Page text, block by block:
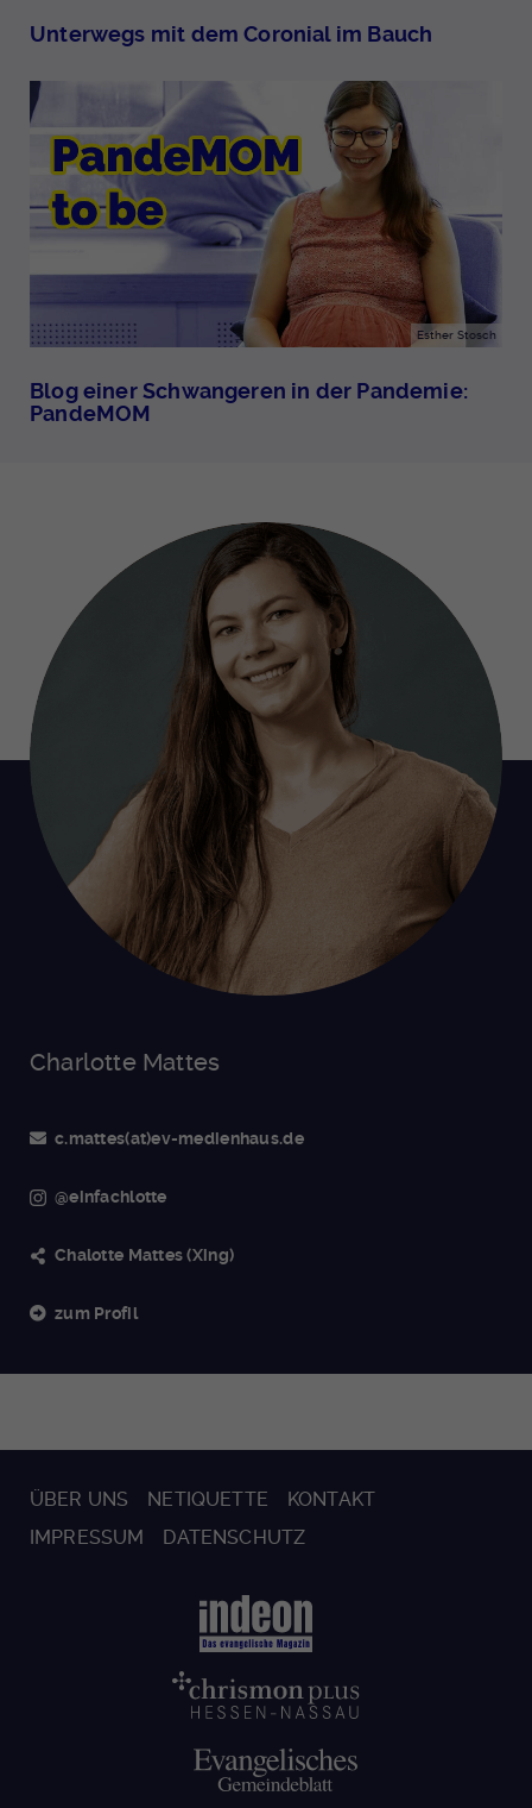
Unterwegs mit dem Coronial im Bauch
Esther Stosch
Blog einer Schwangeren in der Pandemie:
PandeMOM
Charlotte Mattes
c.mattes(at)ev-medienhaus.de
@einfachlotte
Chalotte Mattes (Xing)
zum Profil
ÜBER UNS NETIQUETTE
KONTAKT
IMPRESSUM
DATENSCHUTZ